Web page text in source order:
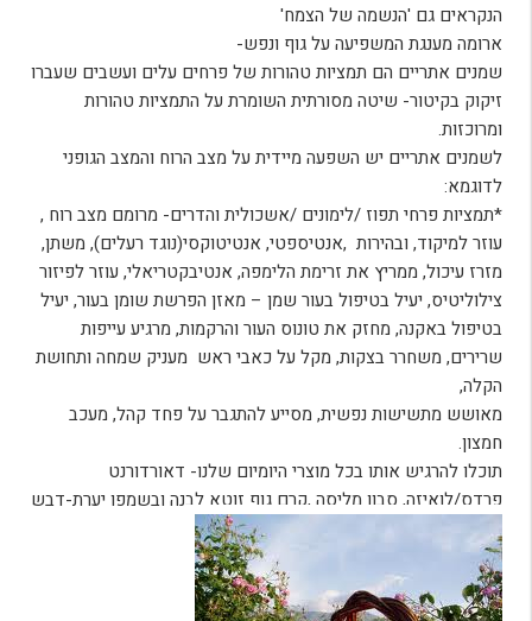
הנקראים גם 'הנשמה של הצמח'
ארומה מענגת המשפיעה על גוף ונפש-
שמנים אתריים הם תמציות טהורות של פרחים עלים ועשבים שעברו
זיקוק בקיטור- שיטה מסורתית השומרת על התמציות טהורות
ומרוכזות.
לשמנים אתריים יש השפעה מיידית על מצב הרוח והמצב הגופני
לדוגמא:
*תמציות פרחי תפוז /לימונים /אשכולית והדרים- מרומם מצב רוח ,
עוזר למיקוד, ובהירות ,אנטיספטי, אנטיטוקסי(נוגד רעלים), משתן,
מזרז עיכול, ממריץ את זרימת הלימפה, אנטיבקטריאלי, עוזר לפיזור
צילוליטיס, יעיל בטיפול בעור שמן – מאזן הפרשת שומן בעור, יעיל
בטיפול באקנה, מחזק את טונוס העור והרקמות, מרגיע עייפות
שרירים, משחרר בצקות, מקל על כאבי ראש מעניק שמחה ותחושת
הקלה,
מאושש מתשישות נפשית, מסייע להתגבר על פחד קהל, מעכב
חמצון.
תוכלו להרגיש אותו בכל מוצרי היומיום שלנו- דאורדורנט
פרדס/לואיזה, סבון מליסה ,קרם גוף זוטא לבנה ובשמפו יערת-דבש